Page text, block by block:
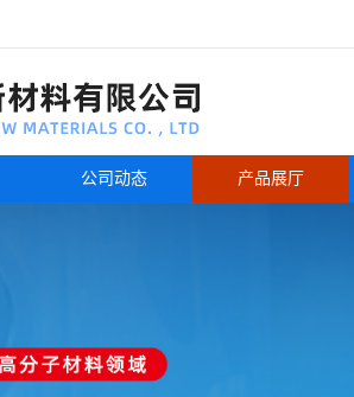
公司动态 产品展厅